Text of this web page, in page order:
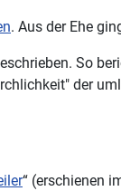
. Aus der Ehe
So
der
“ (erschienen